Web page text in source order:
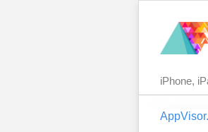
iPhone,